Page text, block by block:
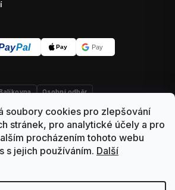
soubory cookies pro zlepšování
stránek, pro analytické účely a pro
procházením tohoto webu
s jejich používáním. Další
Pal Pay Pay
Osobní odběr
podmínkyDodací podmínky
osobních údajů